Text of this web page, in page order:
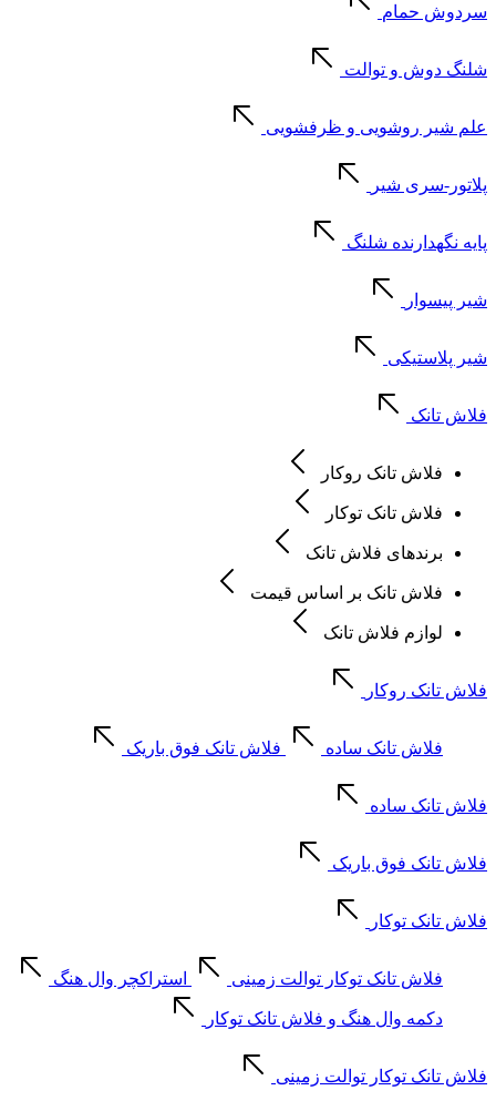
سردوش حمام
شلنگ دوش و توالت
علم شیر روشویی و ظرفشویی
پلاتور-سری شیر
پایه نگهدارنده شلنگ
شیر پیسوار
شیر پلاستیکی
فلاش تانک
فلاش تانک روکار
فلاش تانک توکار
برندهای فلاش تانک
فلاش تانک بر اساس قیمت
لوازم فلاش تانک
فلاش تانک روکار
فلاش تانک ساده فلاش تانک فوق باریک
فلاش تانک ساده
فلاش تانک فوق باریک
فلاش تانک توکار
فلاش تانک توکار توالت زمینی استراکچر وال هنگ
دکمه وال هنگ و فلاش تانک توکار
فلاش تانک توکار توالت زمینی